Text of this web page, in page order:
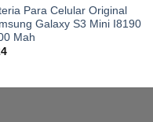
Para Celular Original
Galaxy S3 Mini I8190
Mah